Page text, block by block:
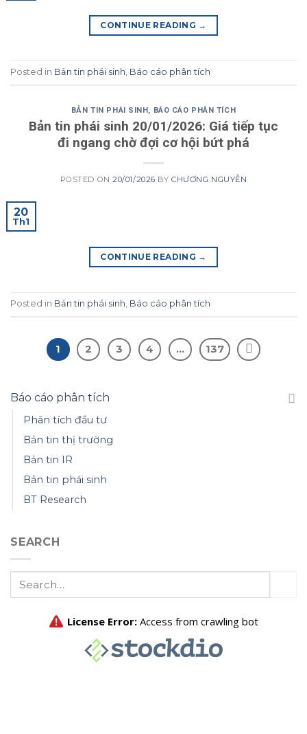
CONTINUE READING →
Posted in Bản tin phái sinh, Báo cáo phân tích
BẢN TIN PHÁI SINH, BÁO CÁO PHÂN TÍCH
Bản tin phái sinh 20/01/2026: Giá tiếp tục
đi ngang chờ đợi cơ hội bứt phá
POSTED ON20/01/2026 BYCHƯƠNG NGUYỄN
20
Th1
CONTINUE READING →
Posted in Bản tin phái sinh, Báo cáo phân tích
1 2 3 4 … 137
Báo cáo phân tích
Phân tích đầu tư
Bản tin thị trường
Bản tin IR
Bản tin phái sinh
BT Research
SEARCH